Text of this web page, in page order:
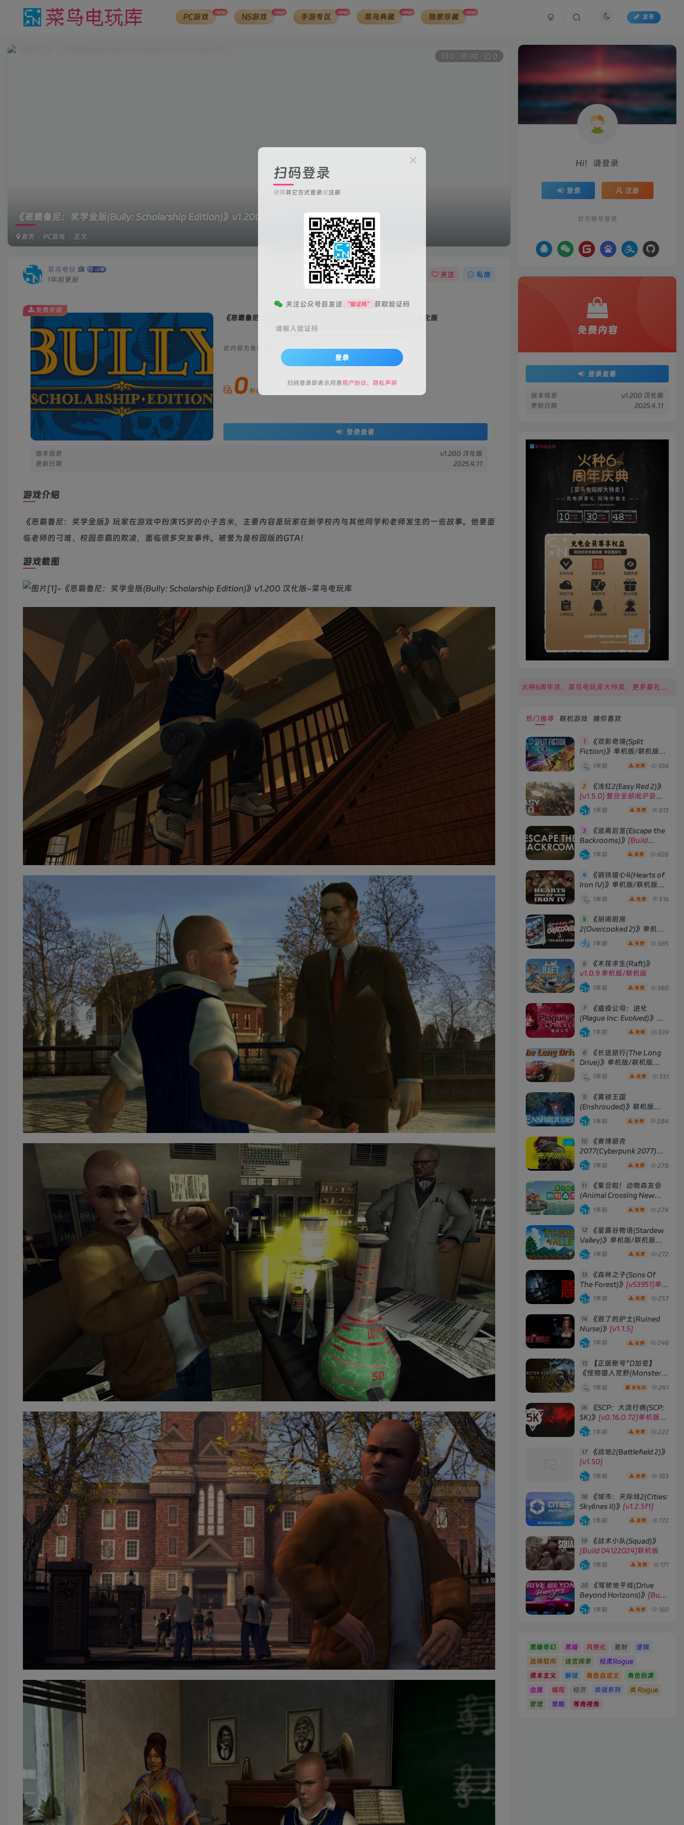
PC游戏 new NS游戏 new 手游专区 new 菜鸟典藏 new 独家珍藏 new
发布
《恶霸鲁尼：奖学金版(Bully: Scholarship Edition)》 v1.200 汉化版
首页 PC游戏 正文
0 30 0
菜鸟电玩
1年前更新
关注 私信
《恶霸鲁尼：奖学金版(Bully: Scholarship Edition)》v1.200 汉化版
此内容为免费资源，请登录后查看
0 积分
登录查看
版本信息
v1.200 汉化版
更新日期
2025.4.11
免费资源
游戏介绍
《恶霸鲁尼：奖学金版》玩家在游戏中扮演15岁的小子吉米，主要内容是玩家在新学校内与其他同学和老师发生的一些故事。他要面
临老师的刁难、校园恶霸的欺凌，面临很多突发事件。被誉为是校园版的GTA！
游戏截图
Hi！请登录
登录 注册
社交账号登录
免费内容
登录查看
版本信息
v1.200 汉化版
更新日期
2025.4.11
火种6周年庆，菜鸟电玩库大特卖，更多豪礼等你来领！
热门推荐 联机游戏 猜你喜欢
1
《双影奇境(Split
Fiction)》单机版/联机版
1年前 免费 936
2
《浅红2(Easy Red 2)》
[v1.5.0] 整合全部淞沪会战-
南京保卫战等DLCs
1年前 免费 613
3
《逃离后室(Escape the
Backrooms)》 [Build
28012024]联机版
1年前 免费 608
4
《钢铁雄心4(Hearts of
Iron IV)》单机版/联机版
1年前 免费 516
5
《胡闹厨房
2(Overcooked 2)》单机版/
联机版
Build 01102020 联机版]
1年前 免费 385
6
《木筏求生(Raft)》
v1.0.9 单机版/联机版
1年前 免费 360
7
《瘟疫公司：进化
(Plague Inc: Evolved)》
[v1.19.1.0]
1年前 免费 339
8
《长途旅行(The Long
Drive)》单机版/联机版
1年前 免费 331
9
《雾锁王国
(Enshrouded)》联机版
[Build 29012025 联机版]
1年前 免费 284
10
《赛博朋克
2077(Cyberpunk 2077)》
[v2.3往日之影DLC 赠送4K
材质包]
1年前 免费 278
11
《集合啦！动物森友会
(Animal Crossing New
Horizons)》
版 整合全部DLC
1年前 免费 274
12
《星露谷物语(Stardew
Valley)》单机版/联机版
[v1.6.15]
1年前 免费 272
13
《森林之子(Sons Of
The Forest)》 [v53951]单机
版|联机版
1年前 免费 257
14
《毁了的护士(Ruined
Nurse)》 [v1.1.5]
1年前 免费 246
15
【正版账号*D加密】
《怪物猎人荒野(Monster
1年前 菜鸟35 241
16
《SCP：大流行病(SCP:
5K)》 [v0.16.0.72]单机版/
联机版
1年前 免费 222
17
《战地2(Battlefield 2)》
[v1.50]
1年前 免费 183
18
《城市：天际线2(Cities:
Skylines II)》 [v1.2.5f1]
1年前 免费 172
19
《战术小队(Squad)》
[Build 04122024]联机版
1年前 免费 171
20
《驾驶地平线(Drive
Beyond Horizons)》 [Build
19066396 单机版/联机版]
1年前 免费 160
黑暗奇幻 黑暗 风格化 重制
逻辑
选择取向
迷宫探索
轻度Rogue
资本主义
解谜 角色自定义
角色扮演
血腥
编程 经济 类魂系列
类 Rogue
管理
策略 等角视角
扫码登录
使用其它方式登录或注册
关注公众号后发送 “验证码” 获取验证码
请输入验证码
登录
扫码登录即表示同意用户协议、 隐私声明